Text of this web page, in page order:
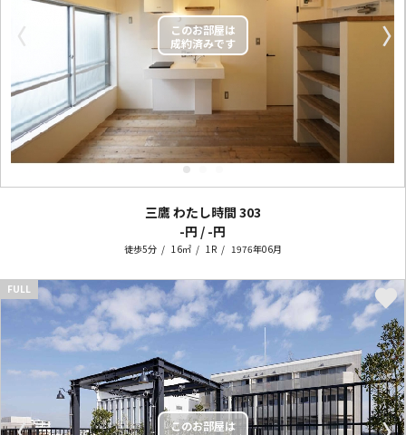
〈 〉
三鷹 わたし時間 303
-円 / -円
徒歩5分 16㎡ 1R 1976年06月
FULL